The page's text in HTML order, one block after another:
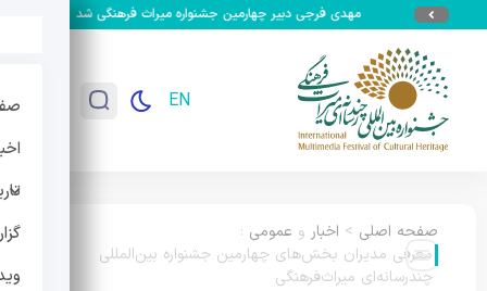
مهدی فرجی دبیر چهارمین جشنواره میراث فرهنگی شد
EN
صفحه اصلی > اخبار و عمومی :
معرفی مدیران بخش‌های چهارمین جشنواره بین‌المللی
چندرسانه‌ای میراث‌فرهنگی